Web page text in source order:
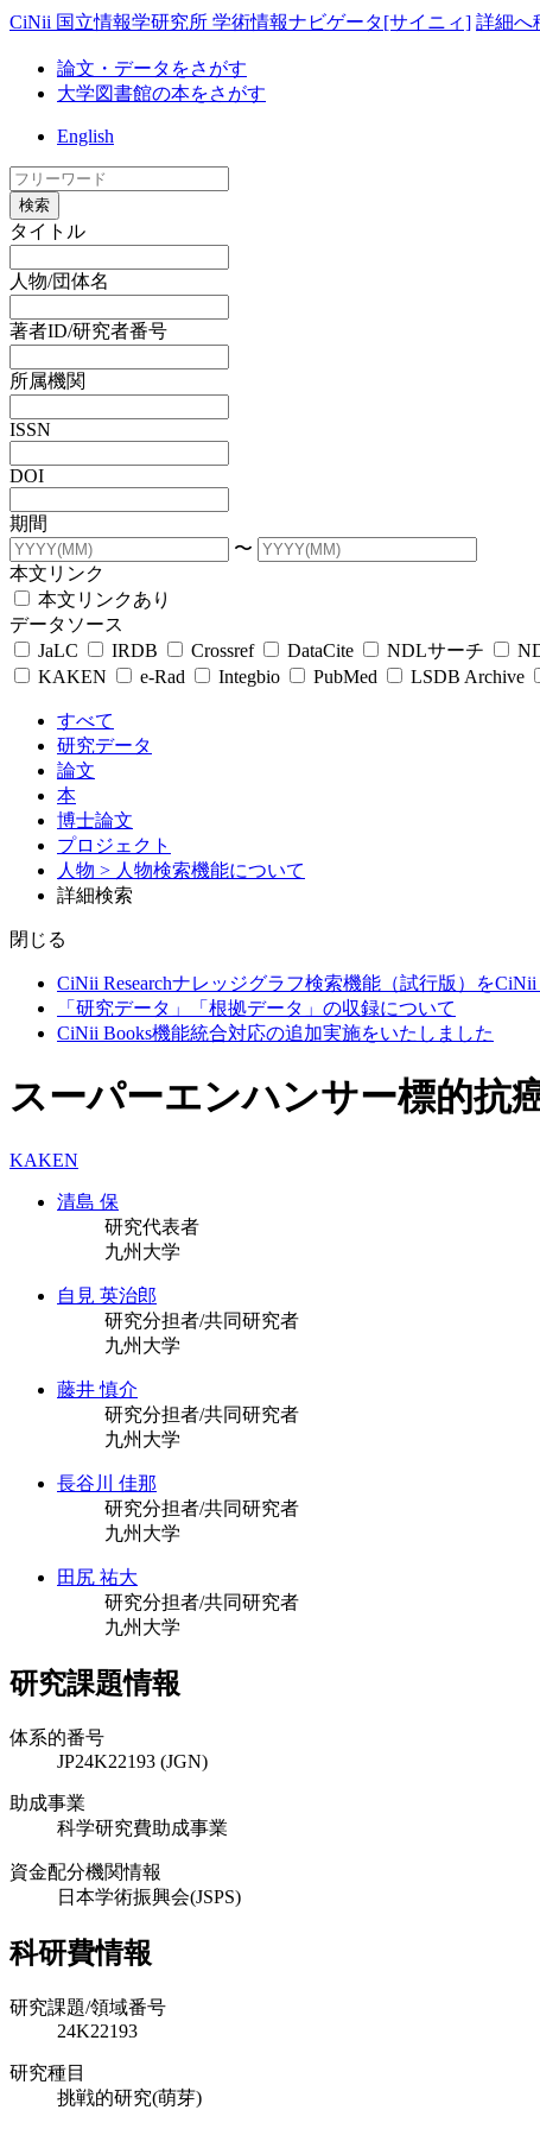
CiNii 国立情報学研究所 学術情報ナビゲータ[サイニィ] 詳細へ
論文・データをさがす
大学図書館の本をさがす
English
検索
タイトル
人物/団体名
著者ID/研究者番号
所属機関
ISSN
DOI
期間
〜
本文リンク
本文リンクあり
データソース
JaLC
IRDB Crossref DataCite NDLサーチ
KAKEN
e-Rad Integbio PubMed LSDB Archive
すべて
研究データ
論文
本
博士論文
プロジェクト
人物 > 人物検索機能について
詳細検索
閉じる
CiNii Researchナレッジグラフ検索機能（試行版）を
「研究データ」「根拠データ」の収録について
CiNii Books機能統合対応の追加実施をいたしました
スーパーエンハンサー標的抗
KAKEN
清島 保
研究代表者
九州大学
自見 英治郎
研究分担者/共同研究者
九州大学
藤井 慎介
研究分担者/共同研究者
九州大学
長谷川 佳那
研究分担者/共同研究者
九州大学
田尻 祐大
研究分担者/共同研究者
九州大学
研究課題情報
体系的番号
JP24K22193 (JGN)
助成事業
科学研究費助成事業
資金配分機関情報
日本学術振興会(JSPS)
科研費情報
研究課題/領域番号
24K22193
研究種目
挑戦的研究(萌芽)